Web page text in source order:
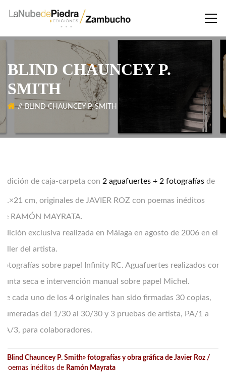
BLIND CHAUNCEY P.
SMITH
BLIND CHAUNCEY P. SMITH
dición de caja-carpeta con 2 aguafuertes + 2 fotografías de
21×21 cm, originales de JAVIER ROZ con poemas inéditos
de RAMÓN MAYRATA.
Edición exclusiva realizada en Málaga en agosto de 2006 en el
taller del artista.
Fotografías sobre papel Infinity RC. Aguafuertes realizados con
punta seca e intervención manual sobre papel Michel.
De cada uno de los 4 originales han sido firmadas 30 copias,
numeradas del 1/30 al 30/30 y 3 pruebas de artista, PA/1 a
PA/3, para colaboradores.
«Blind Chauncey P. Smith» fotografías y obra gráfica de Javier Roz /
poemas inéditos de Ramón Mayrata